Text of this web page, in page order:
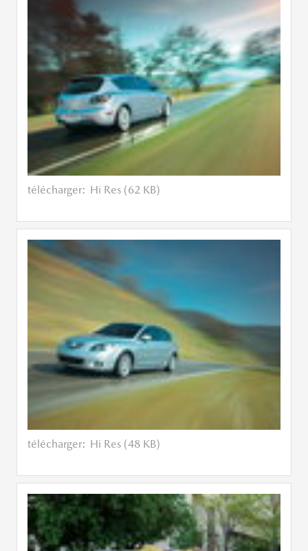
télécharger: Hi Res (62 KB)
télécharger: Hi Res (48 KB)